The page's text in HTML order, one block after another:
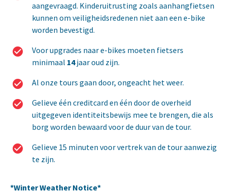
aangevraagd. Kinderuitrusting zoals aanhangfietsen
kunnen om veiligheidsredenen niet aan een e-bike
worden bevestigd.
Voor upgrades naar e-bikes moeten fietsers
minimaal 14jaar oud zijn.
Al onze tours gaan door, ongeacht het weer.
Gelieve één creditcard en één door de overheid
uitgegeven identiteitsbewijs mee te brengen, die als
borg worden bewaard voor de duur van de tour.
Gelieve 15 minuten voor vertrek van de tour aanwezig
te zijn.
*Winter Weather Notice*